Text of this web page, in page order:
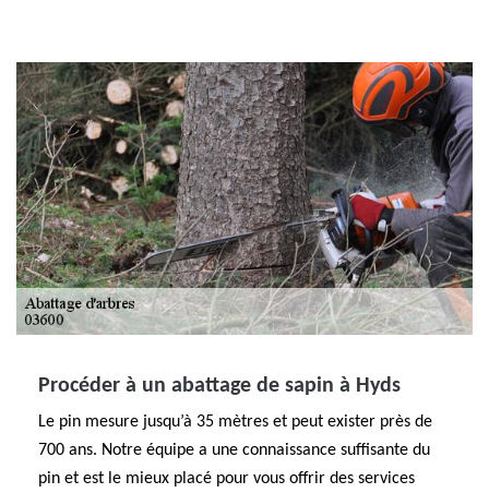
Procéder à un abattage de sapin à Hyds
Le pin mesure jusqu’à 35 mètres et peut exister près de
700 ans. Notre équipe a une connaissance suffisante du
pin et est le mieux placé pour vous offrir des services